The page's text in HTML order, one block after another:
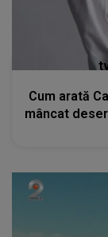
Cum arată
mâncat